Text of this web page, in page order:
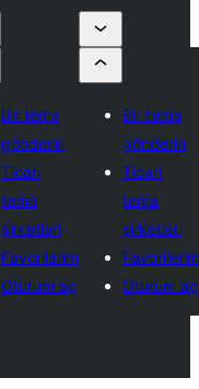
Bir tema
gönderin
Ticari
tema
şirketleri
Favorilerim
Oturum aç
Bir tema
gönderin
Ticari
tema
şirketleri
Favorilerim
Oturum aç